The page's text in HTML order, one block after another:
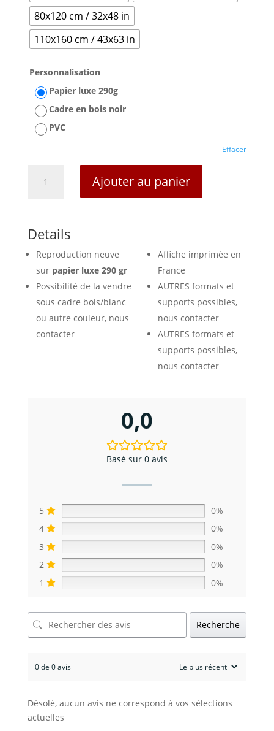
80x120 cm / 32x48 in
110x160 cm / 43x63 in
Personnalisation
Papier luxe 290g
Cadre en bois noir
PVC
Effacer
Plage
de
Cayeux
sur
Mer
Ajouter au panier
Details
Reproduction neuve
sur papier luxe 290 gr
Possibilité de la vendre
sous cadre bois/blanc
ou autre couleur, nous
contacter
Affiche imprimée en
France
AUTRES formats et
supports possibles,
nous contacter
AUTRES formats et
supports possibles,
nous contacter
0,0
Basé sur 0 avis
5
0%
4
0%
3
0%
2
0%
1
0%
Recherche
0 de 0 avis
Désolé, aucun avis ne correspond à vos sélections
actuelles